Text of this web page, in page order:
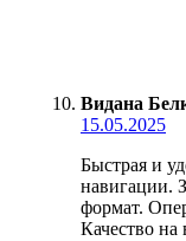
Видана
15.05.2025
Быстрая и
навигации.
формат.
Качество